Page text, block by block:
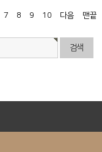
7 8 9 10 다음 맨끝